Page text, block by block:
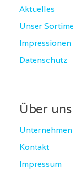
Aktuelles
Unser
Impressionen
Datenschutz
Über uns
Unternehmen
Kontakt
Impressum